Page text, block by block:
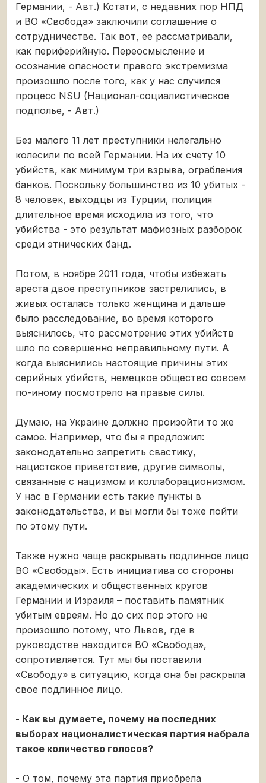
Германии, - Авт.) Кстати, с недавних пор НПД
и ВО «Свобода» заключили соглашение о
сотрудничестве. Так вот, ее рассматривали,
как периферийную. Переосмысление и
осознание опасности правого экстремизма
произошло после того, как у нас случился
процесс NSU (Национал-социалистическое
подполье, - Авт.)
Без малого 11 лет преступники нелегально
колесили по всей Германии. На их счету 10
убийств, как минимум три взрыва, ограбления
банков. Поскольку большинство из 10 убитых -
8 человек, выходцы из Турции, полиция
длительное время исходила из того, что
убийства - это результат мафиозных разборок
среди этнических банд.
Потом, в ноябре 2011 года, чтобы избежать
ареста двое преступников застрелились, в
живых осталась только женщина и дальше
было расследование, во время которого
выяснилось, что рассмотрение этих убийств
шло по совершенно неправильному пути. А
когда выяснились настоящие причины этих
серийных убийств, немецкое общество совсем
по-иному посмотрело на правые силы.
Думаю, на Украине должно произойти то же
самое. Например, что бы я предложил:
законодательно запретить свастику,
нацистское приветствие, другие символы,
связанные с нацизмом и коллаборационизмом.
У нас в Германии есть такие пункты в
законодательства, и вы могли бы тоже пойти
по этому пути.
Также нужно чаще раскрывать подлинное лицо
ВО «Свободы». Есть инициатива со стороны
академических и общественных кругов
Германии и Израиля – поставить памятник
убитым евреям. Но до сих пор этого не
произошло потому, что Львов, где в
руководстве находится ВО «Свобода»,
сопротивляется. Тут мы бы поставили
«Свободу» в ситуацию, когда она бы раскрыла
свое подлинное лицо.
- Как вы думаете, почему на последних
выборах националистическая партия набрала
такое количество голосов?
- О том, почему эта партия приобрела